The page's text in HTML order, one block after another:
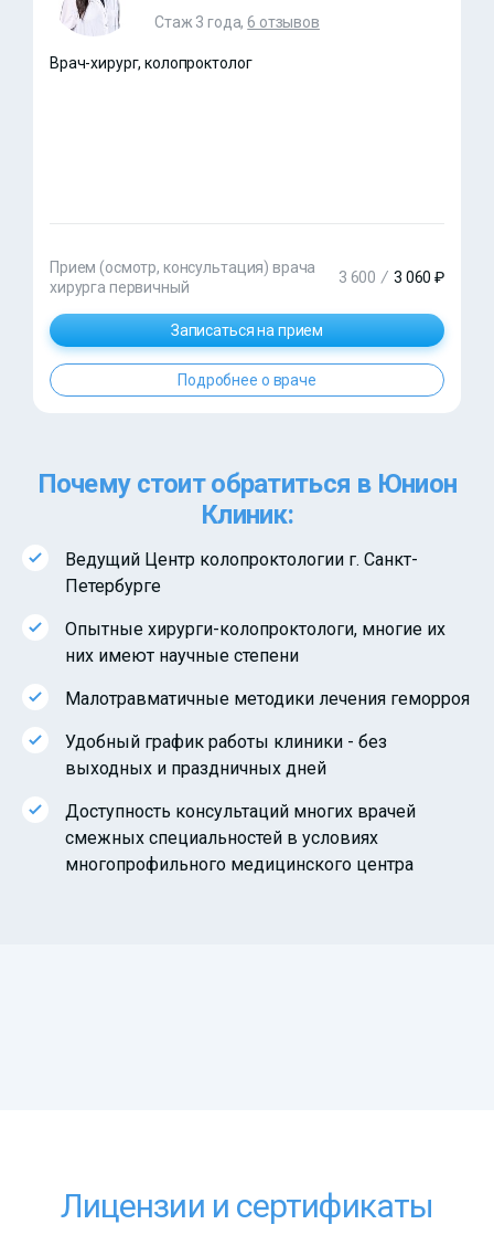
Стаж 3 года,6 отзывов
Врач-хирург, колопроктолог
Прием (осмотр, консультация) врача
хирурга первичный
3 600 / 3 060 ₽
Записаться на прием
Подробнее о враче
Почему стоит обратиться в Юнион
Клиник:
Ведущий Центр колопроктологии г. Санкт-
Петербурге
Опытные хирурги-колопроктологи, многие их
них имеют научные степени
Малотравматичные методики лечения геморроя
Удобный график работы клиники - без
выходных и праздничных дней
Доступность консультаций многих врачей
смежных специальностей в условиях
многопрофильного медицинского центра
Лицензии и сертификаты